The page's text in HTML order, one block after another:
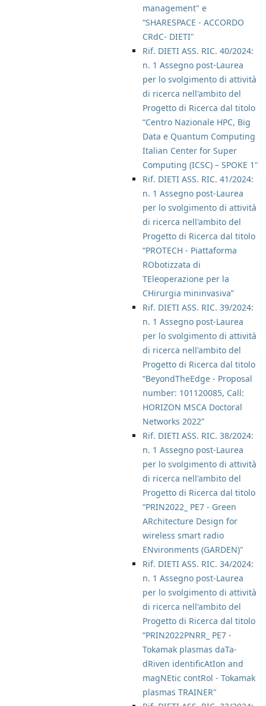
management" e
“SHARESPACE - ACCORDO
CRdC- DIETI"
Rif. DIETI ASS. RIC. 40/2024:
n. 1 Assegno post-Laurea
per lo svolgimento di attività
di ricerca nell'ambito del
Progetto di Ricerca dal titolo
“Centro Nazionale HPC, Big
Data e Quantum Computing
Italian Center for Super
Computing (ICSC) – SPOKE 1"
Rif. DIETI ASS. RIC. 41/2024:
n. 1 Assegno post-Laurea
per lo svolgimento di attività
di ricerca nell'ambito del
Progetto di Ricerca dal titolo
“PROTECH - Piattaforma
RObotizzata di
TEleoperazione per la
CHirurgia mininvasiva”
Rif. DIETI ASS. RIC. 39/2024:
n. 1 Assegno post-Laurea
per lo svolgimento di attività
di ricerca nell'ambito del
Progetto di Ricerca dal titolo
“BeyondTheEdge - Proposal
number: 101120085, Call:
HORIZON MSCA Doctoral
Networks 2022”
Rif. DIETI ASS. RIC. 38/2024:
n. 1 Assegno post-Laurea
per lo svolgimento di attività
di ricerca nell'ambito del
Progetto di Ricerca dal titolo
“PRIN2022_ PE7 - Green
ARchitecture Design for
wireless smart radio
ENvironments (GARDEN)"
Rif. DIETI ASS. RIC. 34/2024:
n. 1 Assegno post-Laurea
per lo svolgimento di attività
di ricerca nell'ambito del
Progetto di Ricerca dal titolo
“PRIN2022PNRR_ PE7 -
Tokamak plasmas daTa-
dRiven identificAtIon and
magNEtic contRol - Tokamak
plasmas TRAINER"